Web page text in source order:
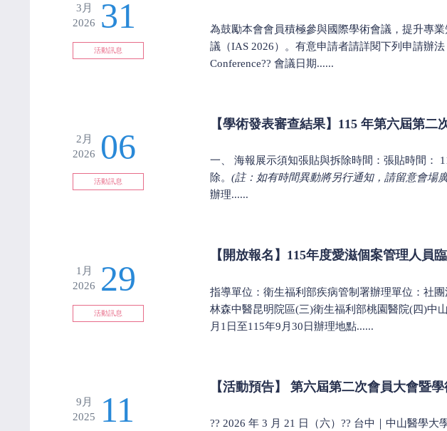
3月
2026
31
活動訊息
為鼓勵本會會員積極參與國際學術會議，提升專
議（IAS 2026）。有意申請者請詳閱下列申請辦
Conference?? 會議日期......
2月
2026
06
活動訊息
【學術發表審查結果】115 年第六屆第二
一、 海報展示須知張貼與拆除時間：張貼時間：
除。 (註：如有時間異動將另行通知，請留意會場
辦理......
1月
2026
29
活動訊息
【開放報名】115年度愛滋個案管理人員
指導單位：衛生福利部疾病管制署辦理單位：社
林森中醫昆明院區(三)衛生福利部桃園醫院(四)中
月1日至115年9月30日辦理地點......
9月
2025
11
【活動預告】 第六屆第二次會員大會暨
?? 2026 年 3 月 21 日（六）?? 台中｜中山醫學